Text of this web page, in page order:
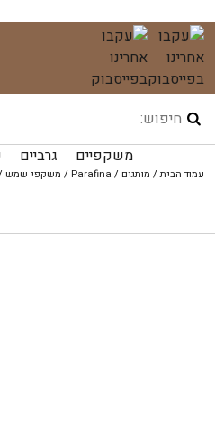
דלג
לתוכן
משקפיים גרביים
עמוד הבית/ מותגים /
Parafina
/ משקפי שמש